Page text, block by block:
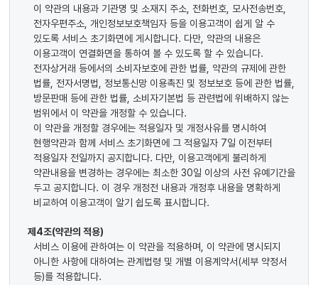
이 약관의 내용과 기관명 및 소재지 주소, 전화번호, 모사전송번호,
전자우편주소, 개인정보보호책임자 등을 이용고객이 쉽게 알 수
있도록 서비스 초기화면에 게시합니다. 다만, 약관의 내용은
이용고객이 연결화면을 통하여 볼 수 있도록 할 수 있습니다.
전자상거래 등에서의 소비자보호에 관한 법률, 약관의 규제에 관한
법률, 전자서명법, 정보통신망 이용촉진 및 정보보호 등에 관한 법률,
방문판매 등에 관한 법률, 소비자기본법 등 관련법에 위배하지 않는
범위에서 이 약관을 개정할 수 있습니다.
이 약관을 개정할 경우에는 적용일자 및 개정사유를 명시하여
현행약관과 함께 서비스 초기화면에 그 적용일자 7일 이전부터
적용일자 전일까지 공지합니다. 다만, 이용고객에게 불리하게
약관내용을 변경하는 경우에는 최소한 30일 이상의 사전 유예기간을
두고 공지합니다. 이 경우 개정전 내용과 개정후 내용을 명확하게
비교하여 이용고객이 알기 쉽도록 표시합니다.
제4조(약관의 적용)
서비스 이용에 관하여는 이 약관을 적용하며, 이 약관에 명시되지
아니한 사항에 대하여는 관계법령 및 개별 이용계약서(세부 약정서
등)를 적용합니다.